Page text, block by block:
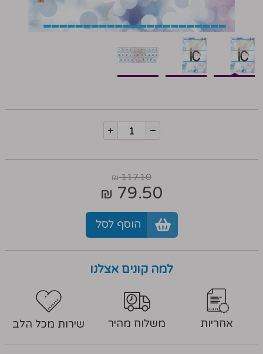
117.10
₪
79.50
₪
הוסף לסל
למה קונים אצלנו
אחריות משלוח מהיר שירות מכל הלב